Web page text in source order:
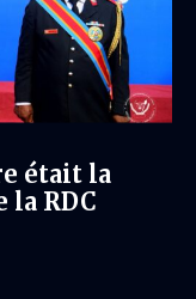
était la
la RDC